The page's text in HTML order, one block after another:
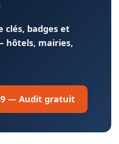
clés, badges et
hôtels, mairies,
— Audit gratuit